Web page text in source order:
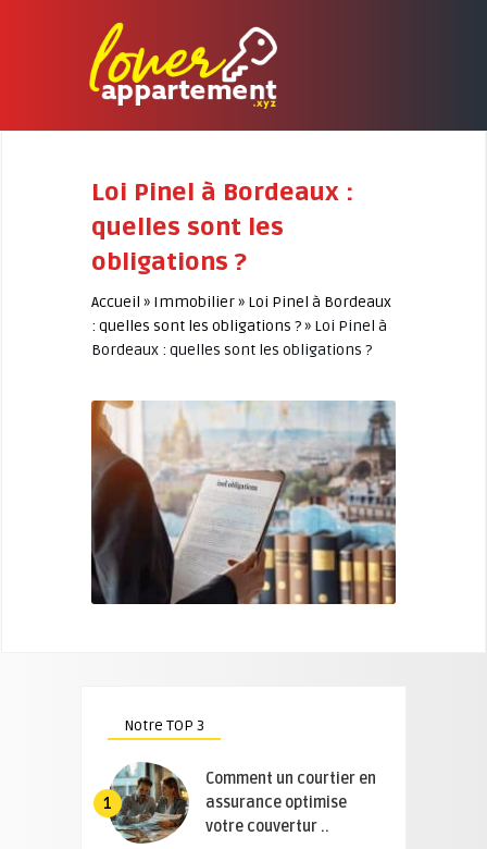
Loi Pinel à Bordeaux :
quelles sont les
obligations ?
Accueil » Immobilier» Loi Pinel à Bordeaux
: quelles sont les obligations ?» Loi Pinel à
Bordeaux : quelles sont les obligations ?
Notre TOP 3
1
Comment un courtier en
assurance optimise
votre couvertur ..